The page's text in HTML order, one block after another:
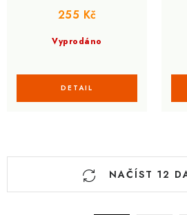
Vyprodáno
255 Kč
NAČÍST 12